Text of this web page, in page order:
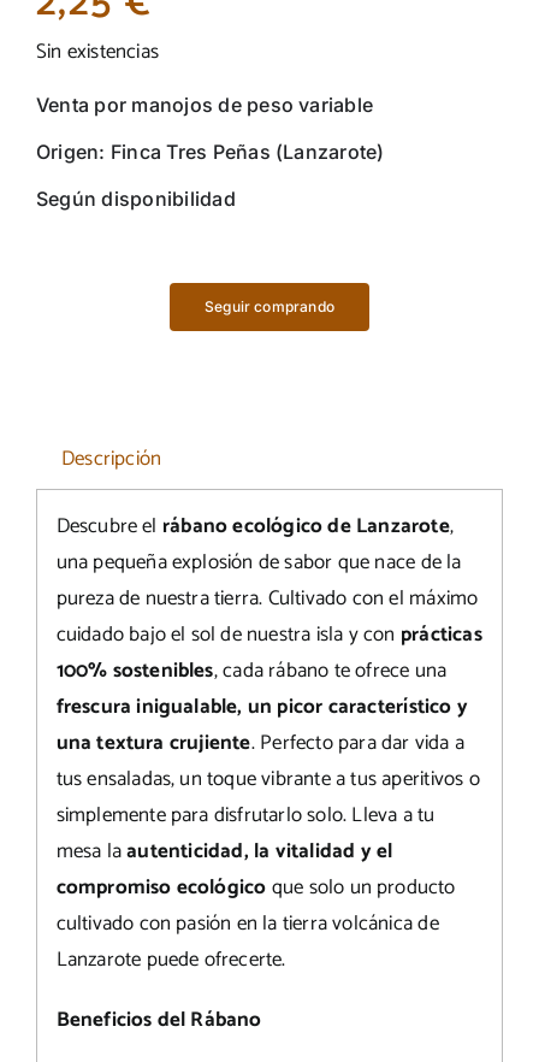
Sin existencias
Venta por manojos de peso variable
Origen: Finca Tres Peñas (Lanzarote)
Según disponibilidad
Seguir comprando
Descripción
Descubre el rábano ecológico de Lanzarote,
una pequeña explosión de sabor que nace de la
pureza de nuestra tierra. Cultivado con el máximo
cuidado bajo el sol de nuestra isla y con prácticas
100% sostenibles, cada rábano te ofrece una
frescura inigualable, un picor característico y
una textura crujiente. Perfecto para dar vida a
tus ensaladas, un toque vibrante a tus aperitivos o
simplemente para disfrutarlo solo. Lleva a tu
mesa laautenticidad, la vitalidad y el
compromiso ecológicoque solo un producto
cultivado con pasión en la tierra volcánica de
Lanzarote puede ofrecerte.
Beneficios del Rábano